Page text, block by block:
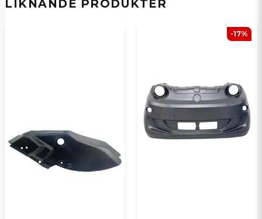
LIKNANDE PRODUKTER
-17%
Ja, ni kan publicera min fråga